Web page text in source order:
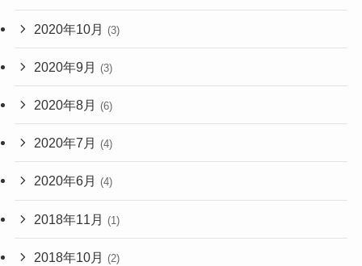
2020年10月 (3)
2020年9月 (3)
2020年8月 (6)
2020年7月 (4)
2020年6月 (4)
2018年11月 (1)
2018年10月 (2)